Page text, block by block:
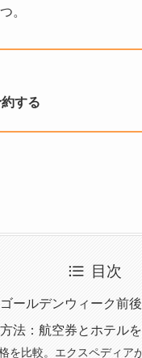
。
する
目次
ールデンウィーク前後
法：航空券とホテル
を比較。エクスペディア